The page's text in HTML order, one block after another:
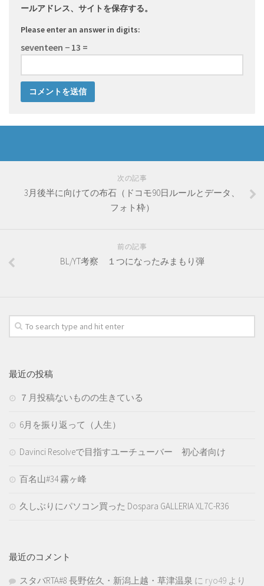
ールアドレス、サイトを保存する。
Please enter an answer in digits:
seventeen − 13 =
次の記事
3月後半に向けての布石（ドコモ90日ルールとデータ、
フォト枠）
前の記事
BL/YT考察 １つになったみまもり弾
最近の投稿
７月投稿ないものの生きている
6月を振り返って（人生）
Davinci Resolveで目指すユーチューバー 初心者向け
百名山#34 霧ヶ峰
久しぶりにパソコン買った Dospara GALLERIA XL7C-R36
最近のコメント
スタバRTA#8 長野佐久・新潟上越・草津温泉 に ryo49 より